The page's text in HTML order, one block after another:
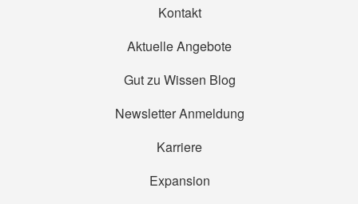
Kontakt
Aktuelle Angebote
Gut zu Wissen Blog
Newsletter Anmeldung
Karriere
Expansion